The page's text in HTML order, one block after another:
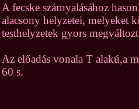
A fecske szárnyalásához
alacsony helyzetei, melyeket
testhelyzetek gyors
Az előadás vonala T alakú,a
60 s.